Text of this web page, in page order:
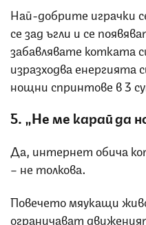
Най-добрите играчки
се зад ъгли и се
забавлявате котката
изразходва енергията
нощни спринтове в 3
5. „Не ме карай да
Да, интернет обича
– не толкова.
Повечето мяукащи
ограничават